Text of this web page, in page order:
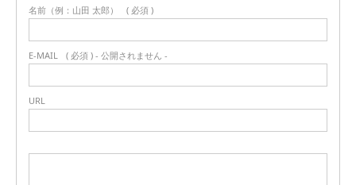
名前（例：山田 太郎） ( 必須 )
E-MAIL ( 必須 ) - 公開されません -
URL